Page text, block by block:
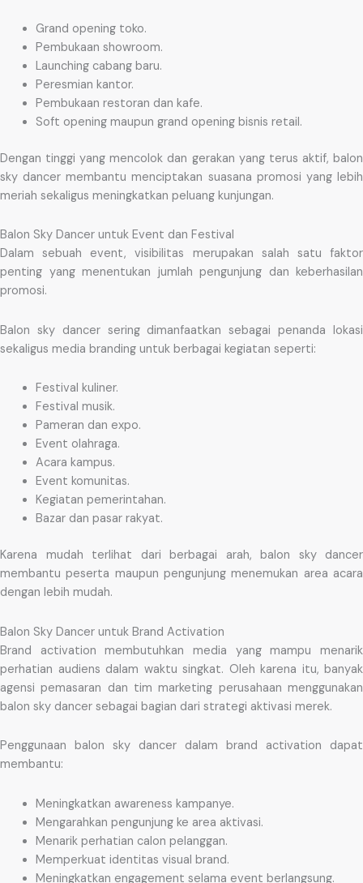
Grand opening toko.
Pembukaan showroom.
Launching cabang baru.
Peresmian kantor.
Pembukaan restoran dan kafe.
Soft opening maupun grand opening bisnis retail.
Dengan tinggi yang mencolok dan gerakan yang terus aktif, balon
sky dancer membantu menciptakan suasana promosi yang lebih
meriah sekaligus meningkatkan peluang kunjungan.
Balon Sky Dancer untuk Event dan Festival
Dalam sebuah event, visibilitas merupakan salah satu faktor
penting yang menentukan jumlah pengunjung dan keberhasilan
promosi.
Balon sky dancer sering dimanfaatkan sebagai penanda lokasi
sekaligus media branding untuk berbagai kegiatan seperti:
Festival kuliner.
Festival musik.
Pameran dan expo.
Event olahraga.
Acara kampus.
Event komunitas.
Kegiatan pemerintahan.
Bazar dan pasar rakyat.
Karena mudah terlihat dari berbagai arah, balon sky dancer
membantu peserta maupun pengunjung menemukan area acara
dengan lebih mudah.
Balon Sky Dancer untuk Brand Activation
Brand activation membutuhkan media yang mampu menarik
perhatian audiens dalam waktu singkat. Oleh karena itu, banyak
agensi pemasaran dan tim marketing perusahaan menggunakan
balon sky dancer sebagai bagian dari strategi aktivasi merek.
Penggunaan balon sky dancer dalam brand activation dapat
membantu:
Meningkatkan awareness kampanye.
Mengarahkan pengunjung ke area aktivasi.
Menarik perhatian calon pelanggan.
Memperkuat identitas visual brand.
Meningkatkan engagement selama event berlangsung.